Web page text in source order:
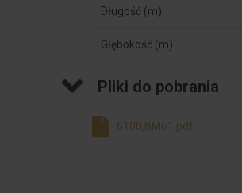
Długość (m)
Głębokość (m)
Pliki do pobrania
6100,BM61.pdf